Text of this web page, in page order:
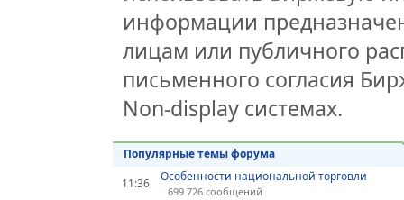
информации
лицам или публичного
письменного согласия
Non-display системах.
Популярные темы форума
11:36
Особенности национальной торговли
699 726 сообщений